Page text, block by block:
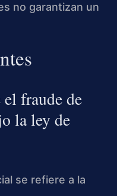
no garantizan un
el fraude de
la ley de
se refiere a la